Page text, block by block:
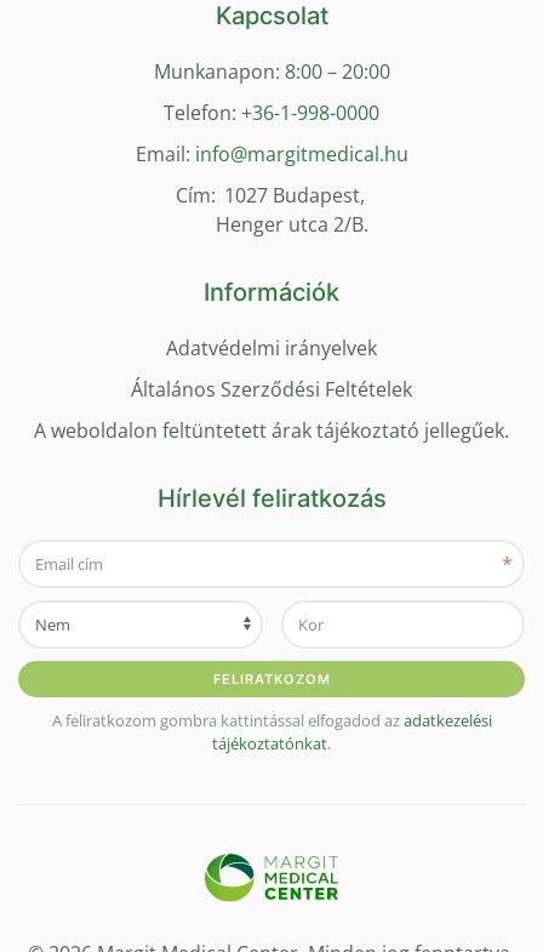
Kapcsolat
Munkanapon: 8:00 – 20:00
Telefon: +36-1-998-0000
Email: info@margitmedical.hu
Cím: 1027 Budapest,
Henger utca 2/B.
Információk
Adatvédelmi irányelvek
Általános Szerződési Feltételek
A weboldalon feltüntetett árak tájékoztató jellegűek.
Hírlevél feliratkozás
*
FELIRATKOZOM
A feliratkozom gombra kattintással elfogadod azadatkezelési
tájékoztatónkat.